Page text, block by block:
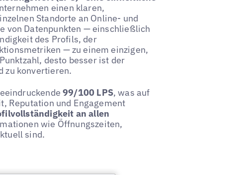
einen klaren,
Standorte an Online- und
von Datenpunkten — einschließlich
des Profils, der
— zu einem einzigen,
desto besser ist der
zu konvertieren.
99/100 LPS, was auf
Reputation und Engagement
an allen
wie Öffnungszeiten,
sind.